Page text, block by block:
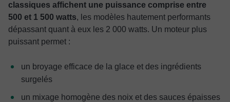
classiques affichent une puissance comprise entre
500 et 1 500 watts, les modèles hautement performants
dépassant quant à eux les 2 000 watts. Un moteur plus
puissant permet :
un broyage efficace de la glace et des ingrédients
surgelés
un mixage homogène des noix et des sauces épaisses